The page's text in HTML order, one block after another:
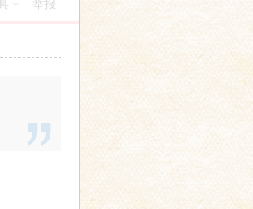
举报